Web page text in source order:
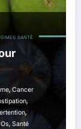
SANTÉ
, Cancer
,
,
, Santé